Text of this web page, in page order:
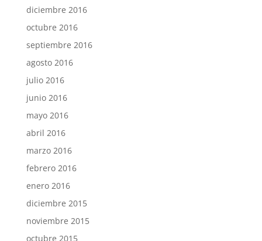
diciembre 2016
octubre 2016
septiembre 2016
agosto 2016
julio 2016
junio 2016
mayo 2016
abril 2016
marzo 2016
febrero 2016
enero 2016
diciembre 2015
noviembre 2015
octubre 2015